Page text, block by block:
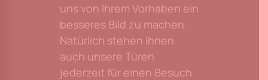
uns von Ihrem Vorhaben ein
besseres Bild zu machen.
Natürlich stehen Ihnen
auch unsere Türen
jederzeit für einen Besuch